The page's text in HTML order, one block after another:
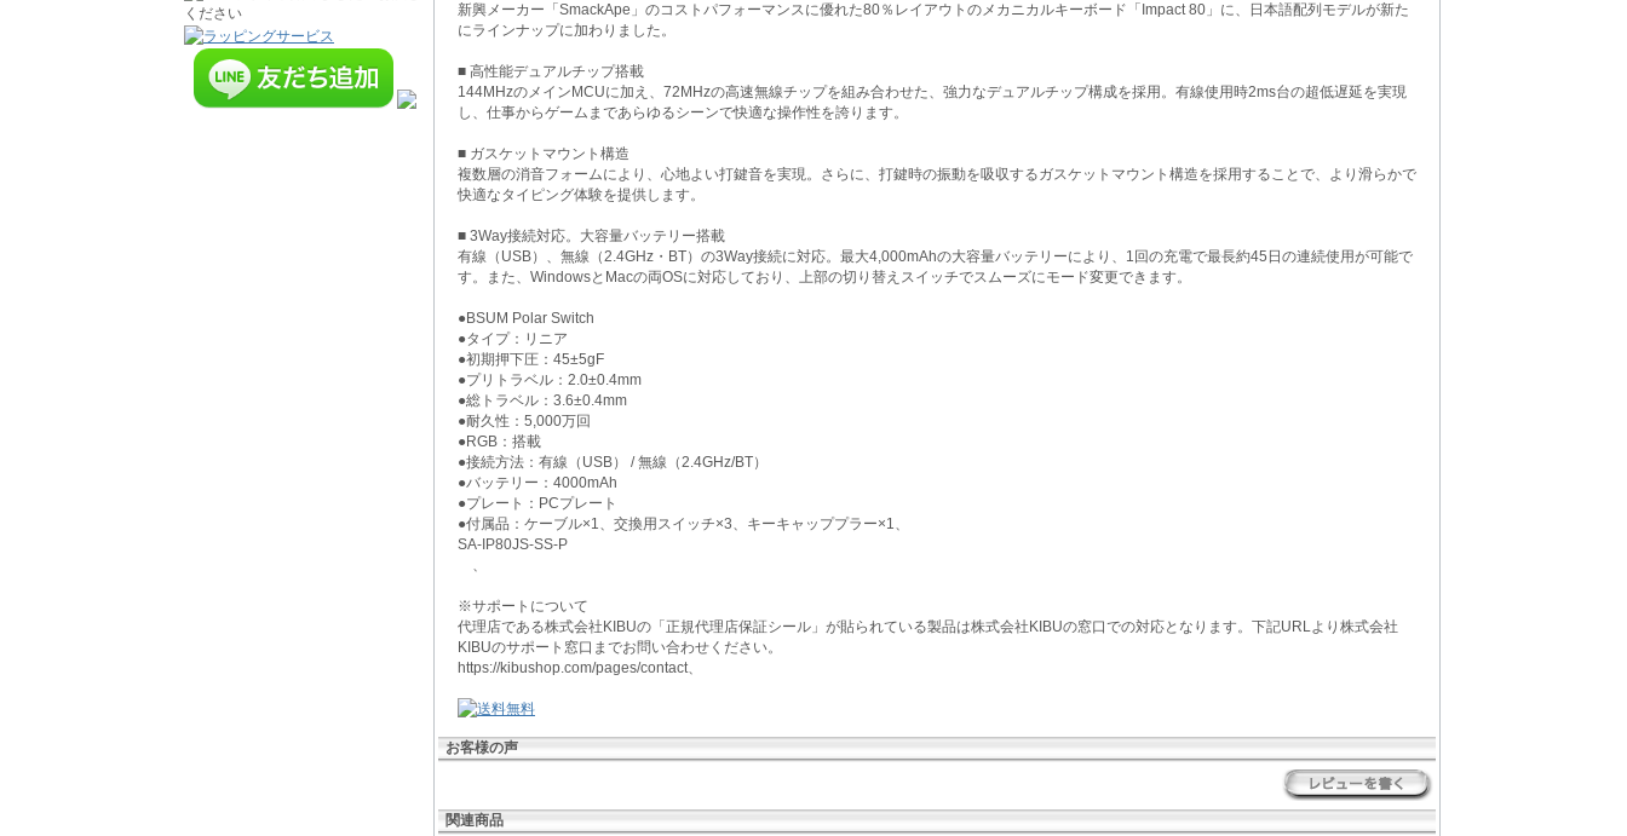
新興メーカー「SmackApe」のコストパフォーマンスに優れた80％レイアウトのメカニカルキーボード「Impact 80」に、日本語配列モデルが新た
にラインナップに加わりました。
■ 高性能デュアルチップ搭載
144MHzのメインMCUに加え、72MHzの高速無線チップを組み合わせた、強力なデュアルチップ構成を採用。有線使用時2ms台の超低遅延を実現
し、仕事からゲームまであらゆるシーンで快適な操作性を誇ります。
■ ガスケットマウント構造
複数層の消音フォームにより、心地よい打鍵音を実現。さらに、打鍵時の振動を吸収するガスケットマウント構造を採用することで、より滑らかで
快適なタイピング体験を提供します。
■ 3Way接続対応。大容量バッテリー搭載
有線（USB）、無線（2.4GHz・BT）の3Way接続に対応。最大4,000mAhの大容量バッテリーにより、1回の充電で最長約45日の連続使用が可能で
す。また、WindowsとMacの両OSに対応しており、上部の切り替えスイッチでスムーズにモード変更できます。
●BSUM Polar Switch
●タイプ：リニア
●初期押下圧：45±5gF
●プリトラベル：2.0±0.4mm
●総トラベル：3.6±0.4mm
●耐久性：5,000万回
●RGB：搭載
●接続方法：有線（USB） / 無線（2.4GHz/BT）
●バッテリー：4000mAh
●プレート：PCプレート
●付属品：ケーブル×1、交換用スイッチ×3、キーキャッププラー×1、
SA-IP80JS-SS-P
※サポートについて
代理店である株式会社KIBUの「正規代理店保証シール」が貼られている製品は株式会社KIBUの窓口での対応となります。下記URLより株式会社
KIBUのサポート窓口までお問い合わせください。
https://kibushop.com/pages/contact、
お客様の声
関連商品